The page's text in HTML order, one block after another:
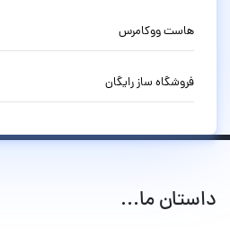
هاست ووکامرس
فروشگاه ساز رایگان
داستان ما...